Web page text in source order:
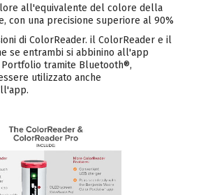
all'equivalente del colore della
con una precisione superiore al 90%
di ColorReader. il ColorReader e il
se entrambi si abbinino all'app
Portfolio tramite Bluetooth®,
utilizzato anche